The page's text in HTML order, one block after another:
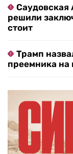
Саудовская
решили
стоит
Трамп
преемника на